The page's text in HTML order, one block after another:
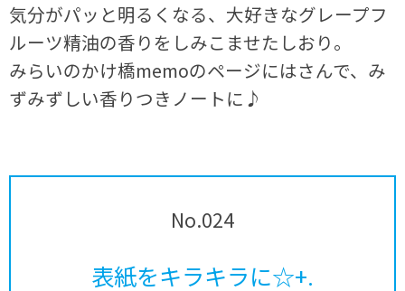
気分がパッと明るくなる、大好きなグレープフ
ルーツ精油の香りをしみこませたしおり。
みらいのかけ橋memoのページにはさんで、み
ずみずしい香りつきノートに♪
No.024
表紙をキラキラに☆+.